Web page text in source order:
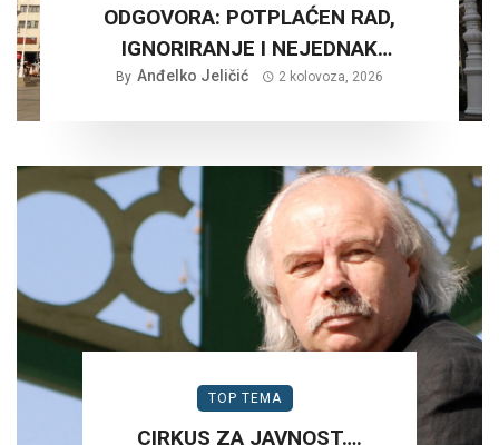
ODGOVORA: POTPLAĆEN RAD,
IGNORIRANJE I NEJEDNAK
TRETMAN…
By Anđelko Jeličić 2 kolovoza, 2026
TOP TEMA
CIRKUS ZA JAVNOST….